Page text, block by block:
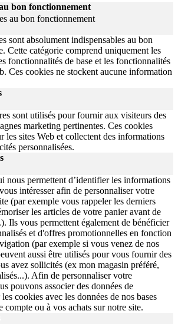
bon fonctionnement
au bon fonctionnement
sont absolument indispensables au bon
Cette catégorie comprend uniquement les
fonctionnalités de base et les fonctionnalités
Ces cookies ne stockent aucune information
sont utilisés pour fournir aux visiteurs des
marketing pertinentes. Ces cookies
les sites Web et collectent des informations
personnalisées.
nous permettent d’identifier les informations
intéresser afin de personnaliser votre
(par exemple vous rappeler les derniers
les articles de votre panier avant de
Ils vous permettent également de bénéficier
et d'offres promotionnelles en fonction
(par exemple si vous venez de nos
aussi être utilisés pour vous fournir des
avez sollicités (ex mon magasin préféré,
Afin de personnaliser votre
pouvons associer des données de
cookies avec les données de nos bases
compte ou à vos achats sur notre site.